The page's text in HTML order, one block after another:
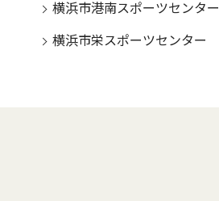
横浜市港南スポーツセンター
横浜市栄スポーツセンター